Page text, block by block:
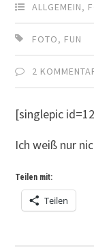
ALLGEMEIN,
FOTO, FUN
2
[singlepic
Ich weiß nur
Teilen mit:
Teilen